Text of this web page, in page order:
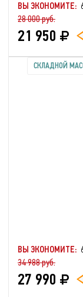
ВЫ ЭКОНОМИТЕ:
28 000 руб.
21 950
СКЛАДНОЙ
ВЫ ЭКОНОМИТЕ:
34 988 руб.
27 990